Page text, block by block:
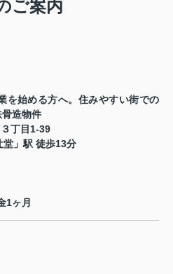
ご案内
始める方へ。住みやすい街での
造物件
丁目1-39
堂」駅 徒歩13分
1ヶ月